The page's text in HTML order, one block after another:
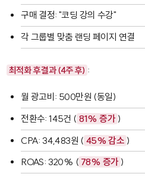
구매 결정: "코딩 강의 수강"
각 그룹별 맞춤 랜딩 페이지 연결
최적화 후 결과 (4주 후) :
월 광고비: 500만원 (동일)
전환수: 145건 ( 81% 증가 )
CPA: 34,483원 ( 45% 감소 )
ROAS: 320% ( 78% 증가 )